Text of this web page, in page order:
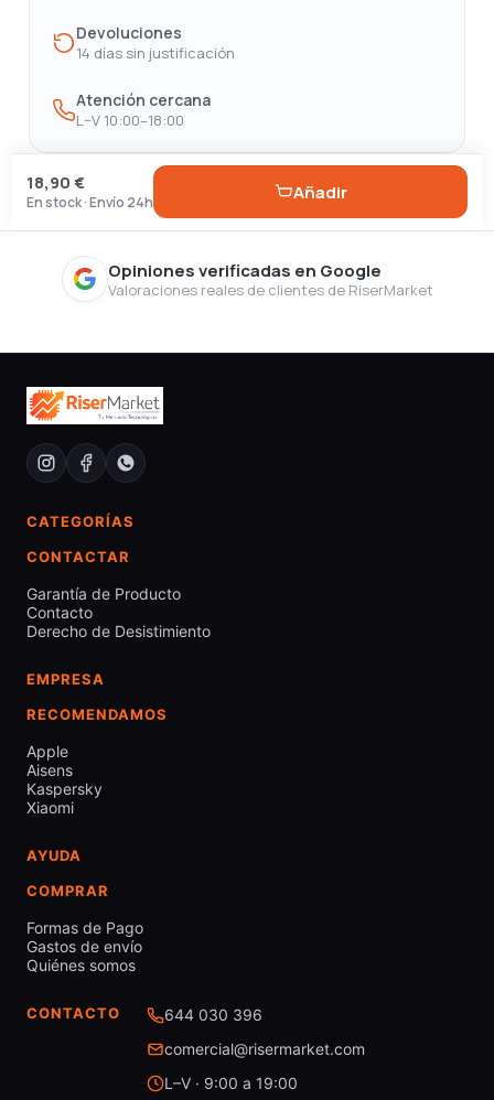
Devoluciones
14 días sin justificación
Atención cercana
L–V 10:00–18:00
18,90 €
En stock · Envío 24h Añadir
Opiniones verificadas en Google
Valoraciones reales de clientes de RiserMarket
CATEGORÍAS
CONTACTAR
Garantía de Producto
Contacto
Derecho de Desistimiento
EMPRESA
RECOMENDAMOS
Apple
Aisens
Kaspersky
Xiaomi
AYUDA
COMPRAR
Formas de Pago
Gastos de envío
Quiénes somos
CONTACTO
644 030 396
comercial@risermarket.com
L–V · 9:00 a 19:00